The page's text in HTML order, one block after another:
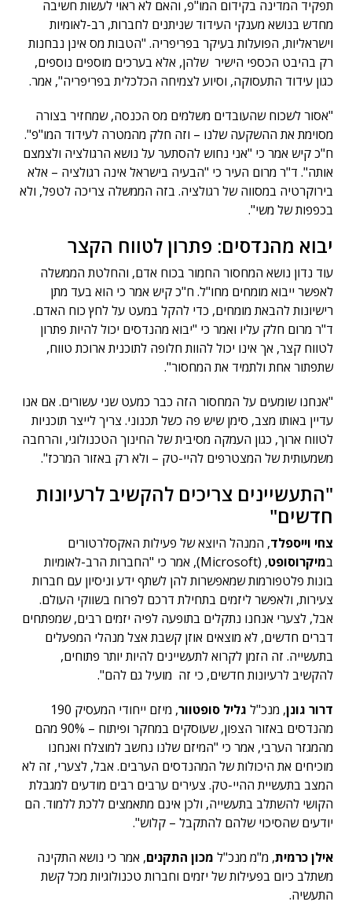
תפקיד המדינה בקידום המו"פ, והאם לא ראוי לעשות חשיבה
מחדש בנושא מענקי העידוד שניתנים לחברות, רב-לאומיות
וישראליות, הפועלות בעיקר בפריפריה. "הטבות מס אינן נבחנות
רק בהיבט הכספי הישיר שלהן, אלא בערכים מוספים נוספים,
כגון עידוד התעסוקה, וסיוע לצמיחה הכלכלית בפריפריה", אמר.
"אסור לשכוח שהעובדים משלמים מס הכנסה, שמחזיר בצורה
מסוימת את ההשקעה שלנו – וזה חלק מהמטרה לעידוד המו"פ".
ח"כ קיש אמר כי "אני נחוש להסתער על נושא הרגולציה ולצמצם
אותה". ד"ר מרום העיר כי "הבעיה בישראל אינה רגולציה – אלא
בירוקרטיה במסווה של רגולציה. בזה הממשלה צריכה לטפל, ולא
בכפפות של משי".
יבוא מהנדסים: פתרון לטווח הקצר
עוד נדון נושא המחסור החמור בכוח אדם, והחלטת הממשלה
לאפשר ייבוא מומחים מחו"ל. ח"כ קיש אמר כי הוא בעד מתן
רישיונות להבאת מומחים, כדי להקל במעט על לחץ כוח האדם.
ד"ר מרום חלק עליו ואמר כי "יבוא מהנדסים יכול להיות פתרון
לטווח קצר, אך אינו יכול להוות חלופה לתוכנית ארוכת טווח,
שתפתור אחת ולתמיד את המחסור".
"אנחנו שומעים על המחסור הזה כבר כמעט שני עשורים. אם אנו
עדיין באותו מצב, סימן שיש פה כשל תכנוני. צריך לייצר תוכניות
לטווח ארוך, כגון העמקה מסיבית של החינוך הטכנולוגי, והרחבה
משמעותית של המצטרפים להיי-טק – ולא רק באזור המרכז".
"התעשיינים צריכים להקשיב לרעיונות
חדשים"
צחי וייספלד, המנהל היוצא של פעילות האקסלרטורים
במיקרוסופט
, (Microsoft), אמר כי "החברות הרב-לאומיות
בונות פלטפורמות שמאפשרות להן לשתף ידע וניסיון עם חברות
צעירות, ולאפשר ליזמים בתחילת דרכם לפרוח בשווקי העולם.
אבל, לצערי אנחנו נתקלים בתופעה לפיה יזמים רבים, שמפתחים
דברים חדשים, לא מוצאים אוזן קשבת אצל מנהלי המפעלים
בתעשייה. זה הזמן לקרוא לתעשיינים להיות יותר פתוחים,
להקשיב לרעיונות חדשים, כי זה מועיל גם להם".
דרור גונן, מנכ"ל גליל סופטוור
, מיזם ייחודי המעסיק 190
מהנדסים באזור הצפון, שעוסקים במחקר ופיתוח – 90% מהם
מהמגזר הערבי, אמר כי "המיזם שלנו נחשב למוצלח ואנחנו
מוכיחים את היכולות של המהנדסים הערבים. אבל, לצערי, זה לא
המצב בתעשיית ההיי-טק. צעירים ערבים רבים מודעים למגבלת
הקושי להשתלב בתעשייה, ולכן אינם מתאמצים ללכת ללמוד. הם
יודעים שהסיכוי שלהם להתקבל – קלוש".
אילן כרמית, מ"מ מנכ"ל מכון התקנים, אמר כי נושא התקינה
משתלב כיום בפעילות של יזמים וחברות טכנולוגיות מכל קשת
התעשיה.